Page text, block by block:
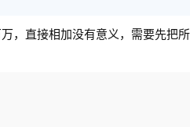
，直接相加没有意义，需要先把